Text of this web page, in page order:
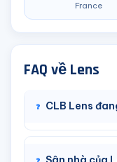
France
FAQ về Lens
CLB Lens